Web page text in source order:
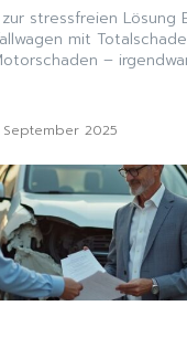
stressfreien Lösung
mit
–
September 2025